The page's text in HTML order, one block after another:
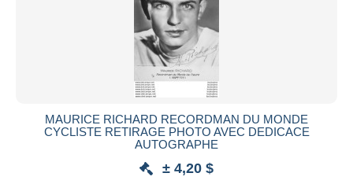
MAURICE RICHARD RECORDMAN DU MONDE
CYCLISTE RETIRAGE PHOTO AVEC DEDICACE
AUTOGRAPHE
± 4,20 $